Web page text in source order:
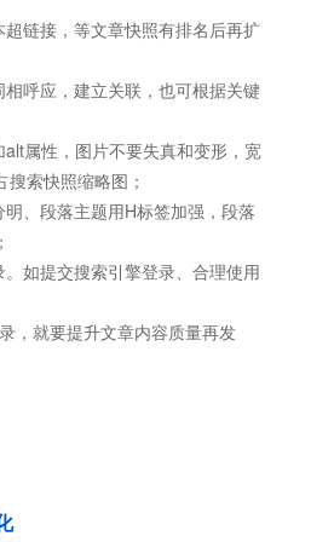
链接，等文章快照有排名后再扩
呼应，建立关联，也可根据关键
属性，图片不要失真和变形，宽
索快照缩略图；
、段落主题用H标签加强，段落
如提交搜索引擎登录、合理使用
，就要提升文章内容质量再发